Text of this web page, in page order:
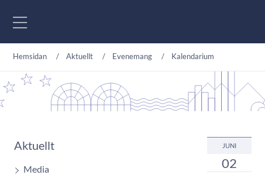
Hemsidan Aktuellt Evenemang Kalendarium
Aktuellt
Media
JUNI
02